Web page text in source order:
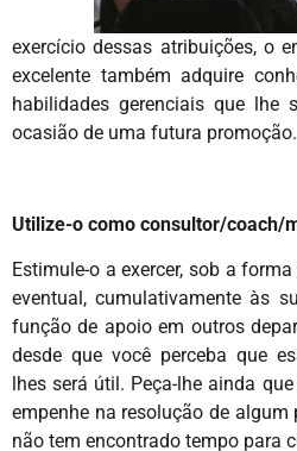
exercício dessas atribuições, o
excelente também adquire
habilidades gerenciais que lhe
ocasião de uma futura promoção.
Utilize-o como consultor/coach/
Estimule-o a exercer, sob a
eventual, cumulativamente às
função de apoio em outros
desde que você perceba que
lhes será útil. Peça-lhe ainda
empenhe na resolução de
não tem encontrado tempo para